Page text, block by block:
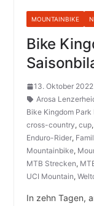
MOUNTAINBIKE
Bike
13. Oktober 2022
Arosa
Bike Kingdom
cross-country, cup,
Enduro-Rider,
Mountainbike,
MTB Strecken,
UCI Mountain,
In zehn Tagen,